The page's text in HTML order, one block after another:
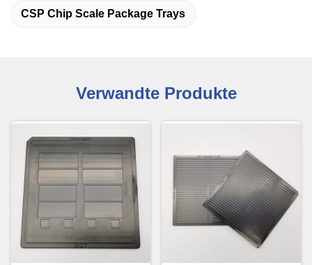
CSP Chip Scale Package Trays
Verwandte Produkte